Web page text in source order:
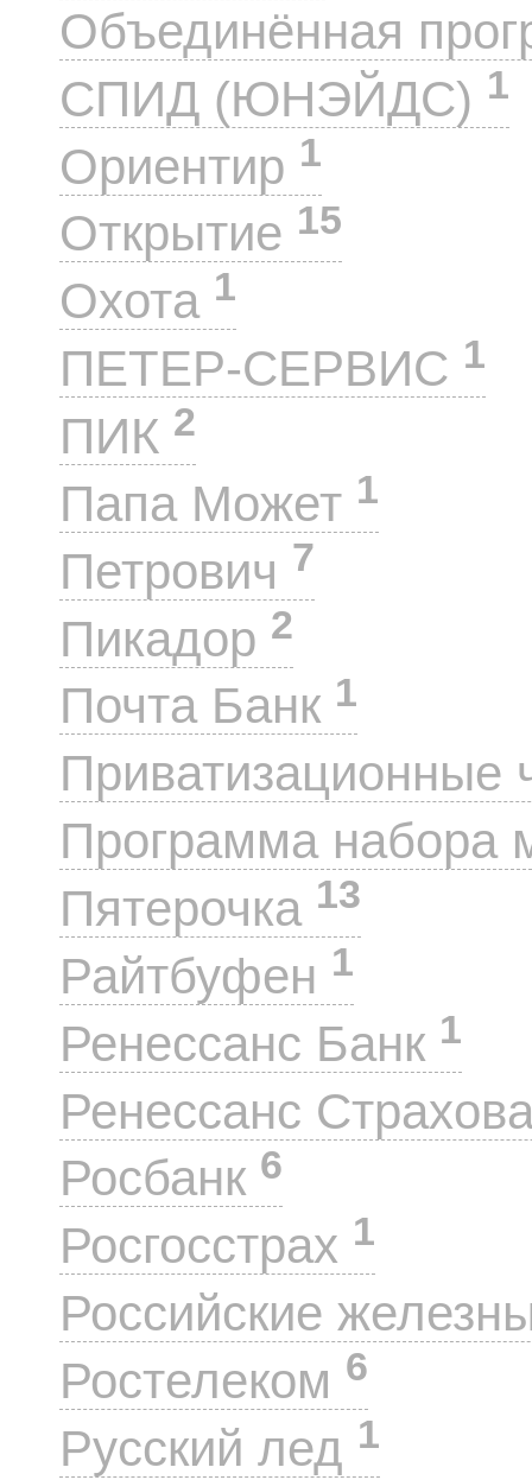
Объединённая
СПИД (ЮНЭЙДС) 1
Ориентир 1
Открытие 15
Охота 1
ПЕТЕР-СЕРВИС 1
ПИК 2
Папа Может 1
Петрович 7
Пикадор 2
Почта Банк 1
Приватизационные
Программа набора
Пятерочка 13
Райтбуфен 1
Ренессанс Банк 1
Ренессанс
Росбанк 6
Росгосстрах 1
Российские
Ростелеком 6
Русский лед 1